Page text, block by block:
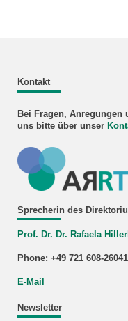
Kontakt
Bei Fragen, Anregungen
uns bitte über unser
Sprecherin des
Prof. Dr. Dr. Rafaela
Phone: +49 721 608-26041
E-Mail
Newsletter